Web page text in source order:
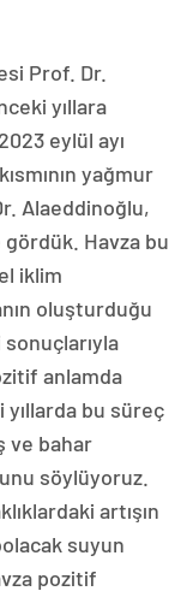
Prof. Dr.
yıllara
eylül ayı
yağmur
Alaeddinoğlu,
gördük. Havza bu
iklim
oluşturduğu
anlamda
bu süreç
ve bahar
söylüyoruz.
artışın
suyun
pozitif